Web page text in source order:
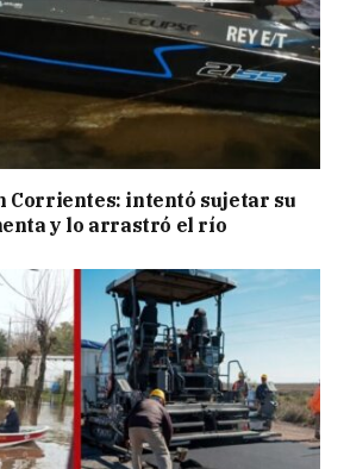
Corrientes: intentó sujetar su
y lo arrastró el río